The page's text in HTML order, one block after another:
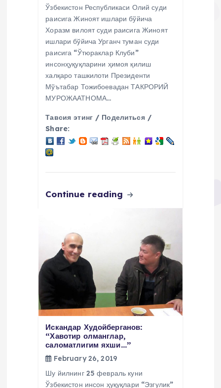
Ўзбекистон Республикаси Олий суди
раисига Жиноят ишлари бўйича
Хоразм вилоят суди раисига Жиноят
ишлари бўйича Урганч туман суди
раисига “Ўтюраклар Клуби”
инсонҳуқуқларини ҳимоя қилиш
халқаро ташкилоти Президенти
Мўътабар Тожибоевадан ТАКРОРИЙ
МУРОЖААТНОМА…
Тавсия этинг / Поделиться /
Share:
Continue reading
Искандар Худойберганов:
“Хавотир олманглар,
саломатлигим яхши…”
February 26, 2019
Шу йилнинг 25 февраль куни
Ўзбекистон инсон ҳуқуқлари “Эзгулик”